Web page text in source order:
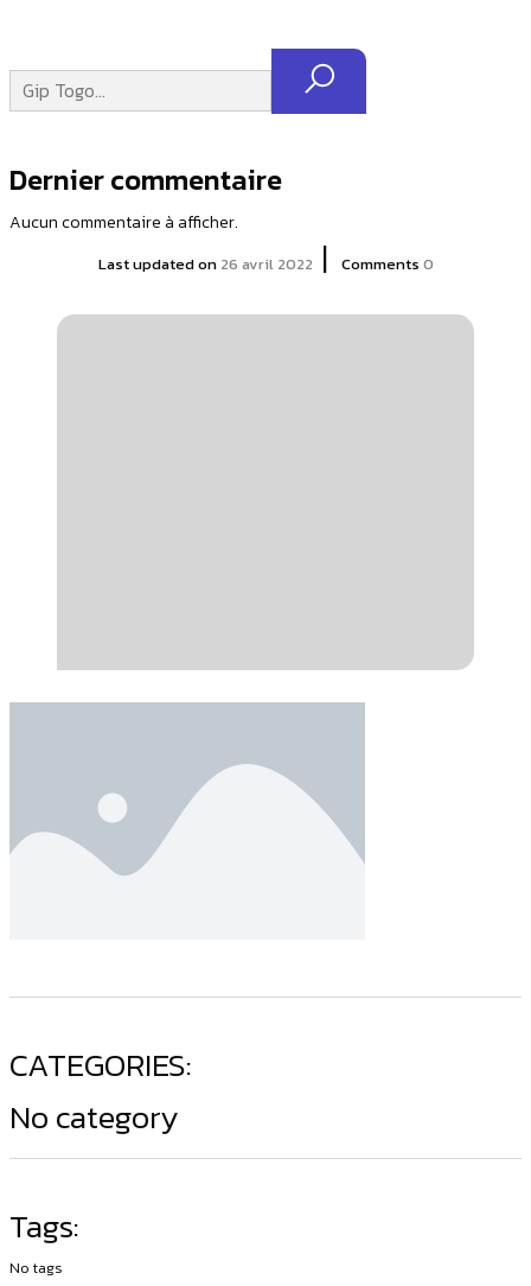
Dernier commentaire
Aucun commentaire à afficher.
Last updated on 26 avril 2022 | Comments 0
CATEGORIES:
No category
Tags:
No tags